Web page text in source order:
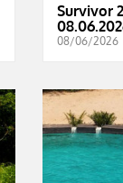
Survivor
08/06/2026